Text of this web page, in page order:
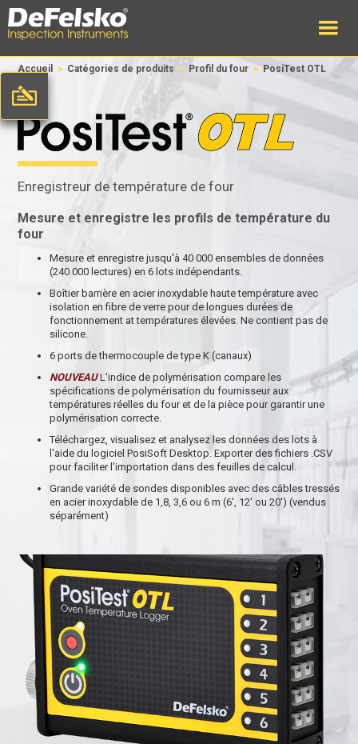
Accueil > Catégories de produits > Profil du four > PosiTest OTL
Enregistreur de température de four
Mesure et enregistre les profils de température du
four
Mesure et enregistre jusqu'à 40 000 ensembles de données
(240 000 lectures) en 6 lots indépendants.
Boîtier barrière en acier inoxydable haute température avec
isolation en fibre de verre pour de longues durées de
fonctionnement at températures élevées. Ne contient pas de
silicone.
6 ports de thermocouple de type K (canaux)
NOUVEAUL'indice de polymérisation compare les
spécifications de polymérisation du fournisseur aux
températures réelles du four et de la pièce pour garantir une
polymérisation correcte.
Téléchargez, visualisez et analysez les données des lots à
l'aide du logiciel PosiSoft Desktop. Exporter des fichiers .CSV
pour faciliter l'importation dans des feuilles de calcul.
Grande variété de sondes disponibles avec des câbles tressés
en acier inoxydable de 1,8, 3,6 ou 6 m (6', 12' ou 20') (vendus
séparément)